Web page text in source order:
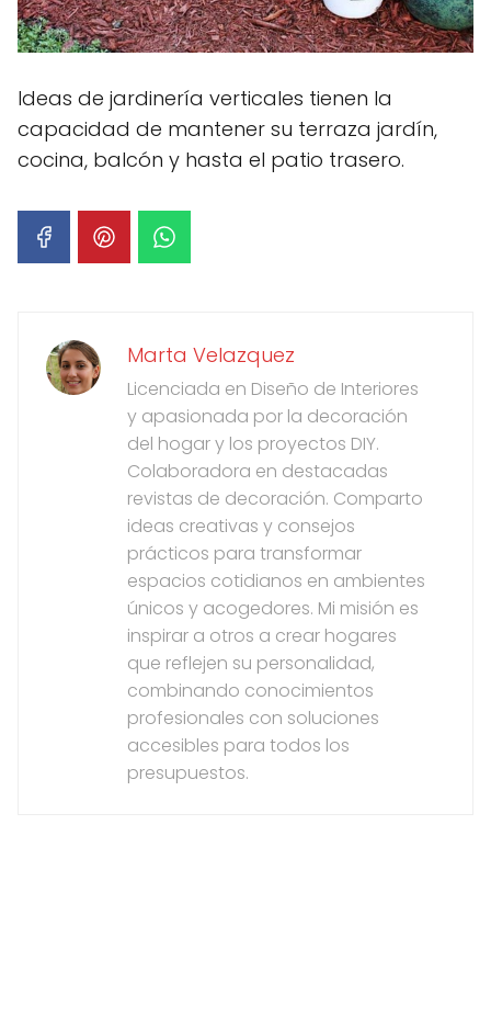
Ideas de jardinería verticales tienen la
capacidad de mantener su terraza jardín,
cocina, balcón y hasta el patio trasero.
Marta Velazquez
Licenciada en Diseño de Interiores
y apasionada por la decoración
del hogar y los proyectos DIY.
Colaboradora en destacadas
revistas de decoración. Comparto
ideas creativas y consejos
prácticos para transformar
espacios cotidianos en ambientes
únicos y acogedores. Mi misión es
inspirar a otros a crear hogares
que reflejen su personalidad,
combinando conocimientos
profesionales con soluciones
accesibles para todos los
presupuestos.